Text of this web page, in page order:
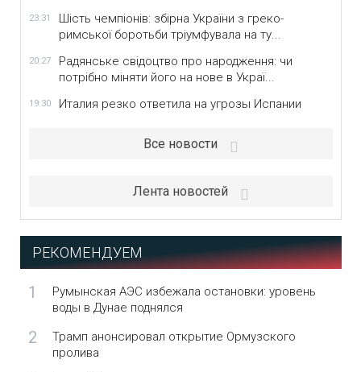
23:31
Шість чемпіонів: збірна України з греко-
римської боротьби тріумфувала на ту...
20:27
Радянське свідоцтво про народження: чи
потрібно міняти його на нове в Украї...
19:30 Италия резко ответила на угрозы Испании
Все новости
Лента новостей
РЕКОМЕНДУЕМ
1
Румынская АЭС избежала остановки: уровень
воды в Дунае поднялся
2
Трамп анонсировал открытие Ормузского
пролива